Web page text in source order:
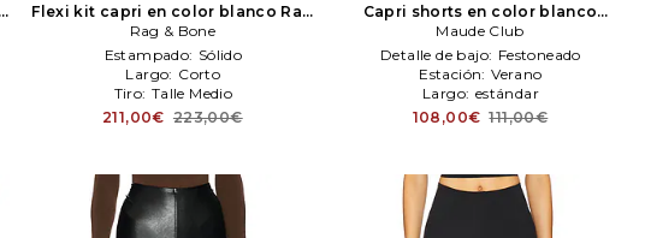
Flexi kit capri en color blanco Rag
& Bone
Rag & Bone
Estampado: Sólido
Largo: Corto
Tiro: Talle Medio
211,00€ 223,00€
Capri shorts en color blanco
Maude Club
Maude Club
Detalle de bajo: Festoneado
Estación: Verano
Largo: estándar
108,00€ 111,00€